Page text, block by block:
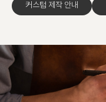
커스텀 제작 안내